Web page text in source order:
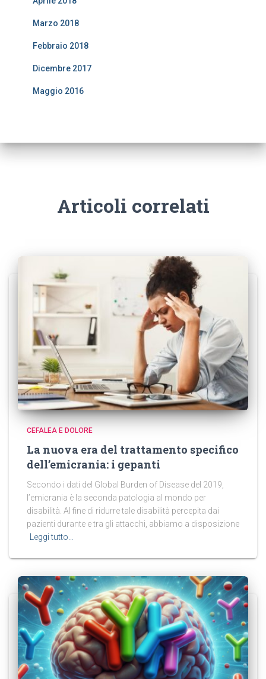
Marzo 2018
Febbraio 2018
Dicembre 2017
Maggio 2016
Articoli correlati
CEFALEA E DOLORE
La nuova era del trattamento specifico
dell’emicrania: i gepanti
Secondo i dati del Global Burden of Disease del 2019,
l’emicrania è la seconda patologia al mondo per
disabilità. Al fine di ridurre tale disabilità percepita dai
pazienti durante e tra gli attacchi, abbiamo a disposizione
Leggi tutto…